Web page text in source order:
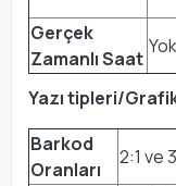
Gerçek
Zamanlı Saat
Yok
Yazı tipleri/
Barkod
Oranları
2:1 ve